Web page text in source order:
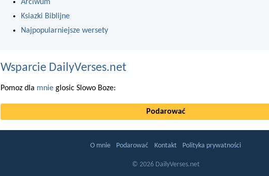
Arciwum
Ksiazki Biblijne
Najpopularniejsze wersety
Wsparcie DailyVerses.net
Pomoz dla mnie glosic Slowo Boze:
Podarować
O mnie Podarować Kontakt Polityka prywatności
© 2026 DailyVerses.net